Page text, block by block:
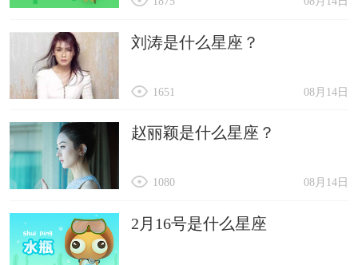
刘涛是什么星座？
08月14日
1651
赵丽颖是什么星座？
08月14日
1080
2月16号是什么星座